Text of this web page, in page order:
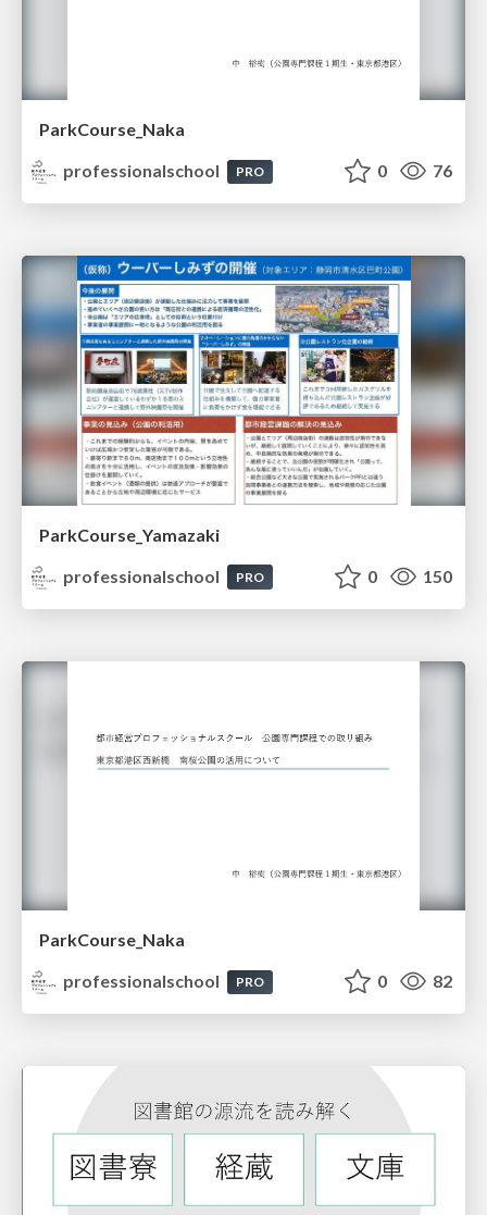
ParkCourse_Naka
professionalschool
PRO 0 76
ParkCourse_Yamazaki
professionalschool
PRO 0 150
ParkCourse_Naka
professionalschool
PRO 0 82